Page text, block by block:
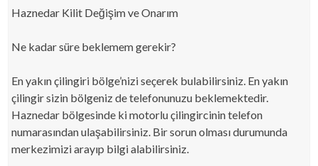
Haznedar Kilit Değişim ve Onarım
Ne kadar süre beklemem gerekir?
En yakın çilingiri bölge’nizi seçerek bulabilirsiniz. En yakın
çilingir sizin bölgeniz de telefonunuzu beklemektedir.
Haznedar bölgesinde ki motorlu çilingircinin telefon
numarasından ulaşabilirsiniz. Bir sorun olması durumunda
merkezimizi arayıp bilgi alabilirsiniz.